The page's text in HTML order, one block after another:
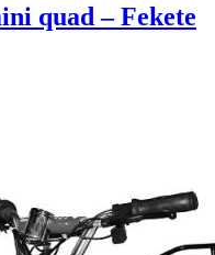
quad – Fekete